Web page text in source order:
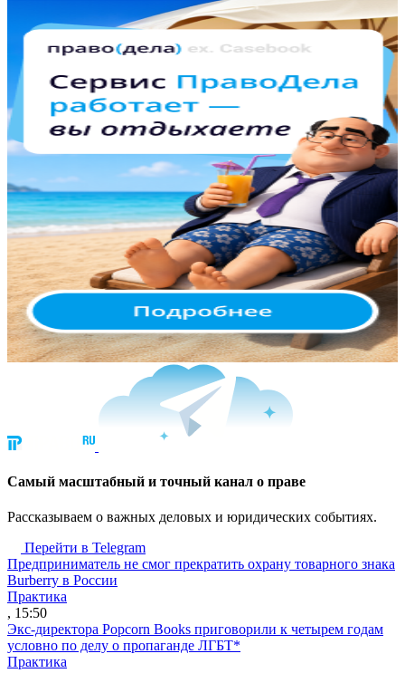
Cамый масштабный и точный канал о праве
Рассказываем о важных деловых и юридических событиях.
Перейти в Telegram
Предприниматель не смог прекратить охрану товарного знака
Burberry в России
Практика
, 15:50
Экс-директора Popcorn Books приговорили к четырем годам
условно по делу о пропаганде ЛГБТ*
Практика